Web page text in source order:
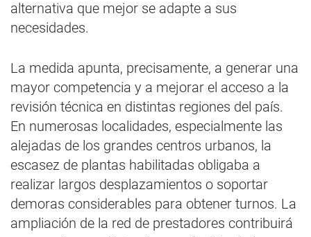
alternativa que mejor se adapte a sus
necesidades.
La medida apunta, precisamente, a generar una
mayor competencia y a mejorar el acceso a la
revisión técnica en distintas regiones del país.
En numerosas localidades, especialmente las
alejadas de los grandes centros urbanos, la
escasez de plantas habilitadas obligaba a
realizar largos desplazamientos o soportar
demoras considerables para obtener turnos. La
ampliación de la red de prestadores contribuirá